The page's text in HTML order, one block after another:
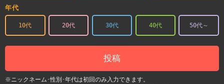
年代
10代 20代 30代 40代 50代～
投稿
※ニックネーム･性別･年代は初回のみ入力できます。